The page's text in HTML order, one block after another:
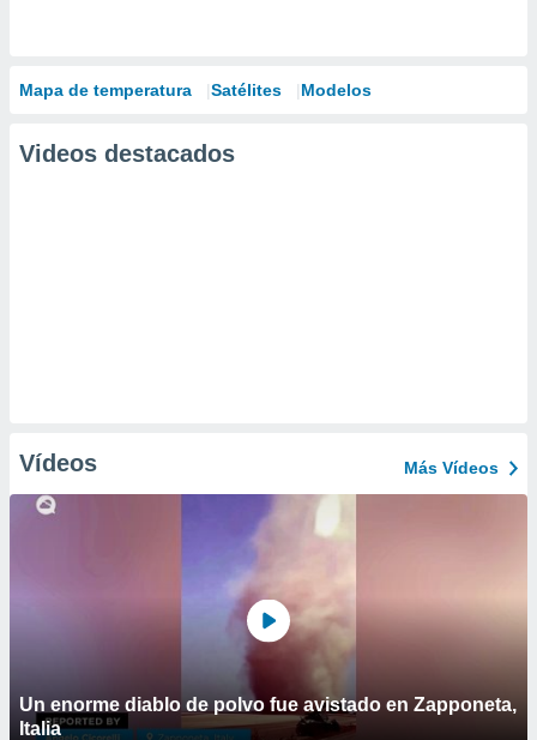
Mapa de temperatura Satélites Modelos
Videos destacados
Vídeos Más Vídeos
Un enorme diablo de polvo fue avistado en Zapponeta,
Italia